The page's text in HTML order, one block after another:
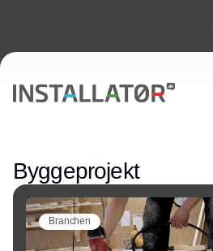
Byggeprojekt
Branchen